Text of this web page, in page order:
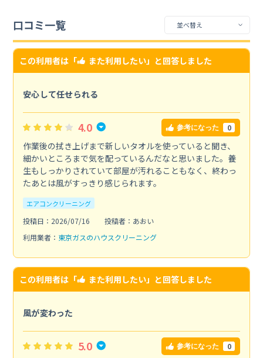
口コミ一覧
この利用者は「 また利用したい」と回答しました
安心して任せられる
4.0 参考になった 0
作業後の拭き上げまで新しいタオルを使っていると聞き、
細かいところまで気を配っているんだなと思いました。養
生もしっかりされていて部屋が汚れることもなく、終わっ
たあとは風がすっきり感じられます。
エアコンクリーニング
投稿日：2026/07/16
投稿者：あおい
利用業者： 東京ガスのハウスクリーニング
この利用者は「 また利用したい」と回答しました
風が変わった
5.0 参考になった 0